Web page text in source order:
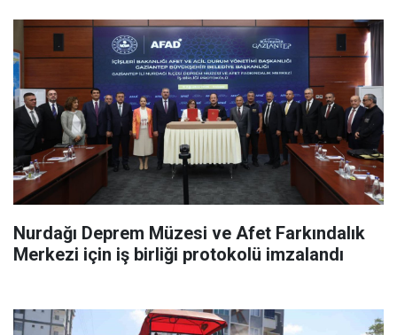
Nurdağı Deprem Müzesi ve Afet Farkındalık
Merkezi için iş birliği protokolü imzalandı